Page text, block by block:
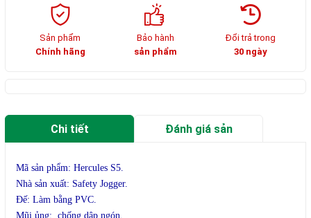
Sản phẩm
Chính hãng
Bảo hành
sản phẩm
Đổi trả trong
30 ngày
Chi tiết Đánh giá sản
Mã sản phẩm: Hercules S5.
Nhà sản xuất: Safety Jogger.
Đế: Làm bằng PVC.
Mũi ủng: chống dập ngón.